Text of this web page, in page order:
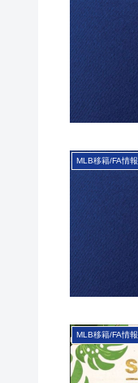
MLB移籍/FA情報
MLB移籍/FA情報